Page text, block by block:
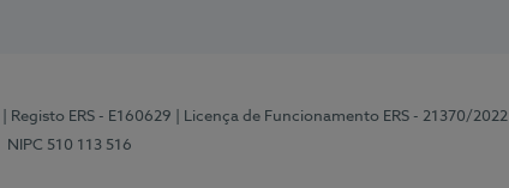
| Registo ERS - E160629 | Licença de Funcionamento ERS - 21370/2022
NIPC 510 113 516